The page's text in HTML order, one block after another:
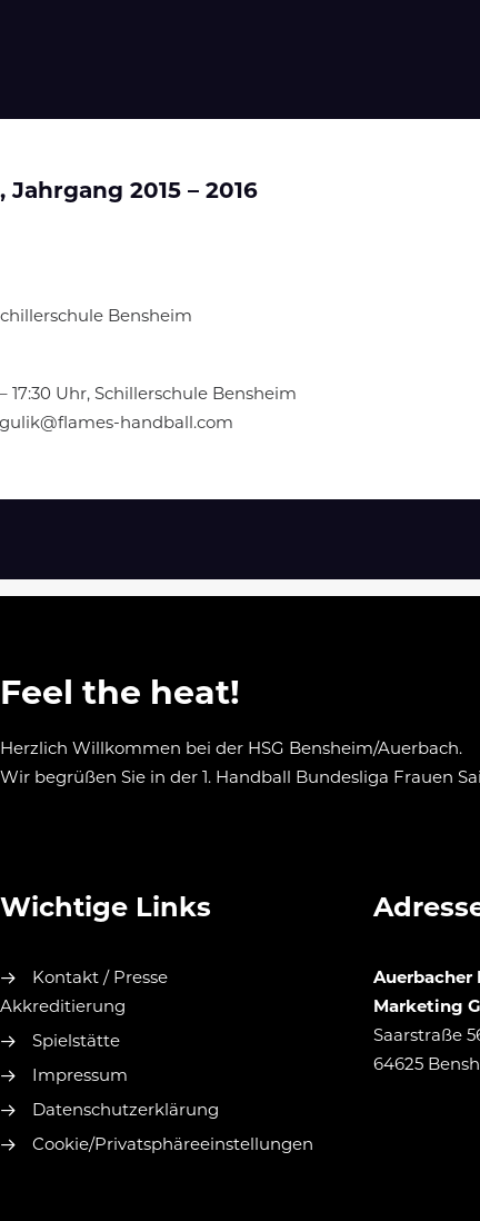
2015 – 2016
Bensheim
17:30 Uhr, Schillerschule Bensheim
handball.com
Feel the heat!
Herzlich Willkommen bei der HSG Bensheim/Auerbach.
Wir begrüßen Sie in der 1. Handball Bundesliga Frauen
Wichtige Links
Kontakt / Presse
Akkreditierung
Spielstätte
Impressum
Datenschutzerklärung
Cookie/Privatsphäreeinstellungen
Auerbacher
Marketing
Saarstraße
64625